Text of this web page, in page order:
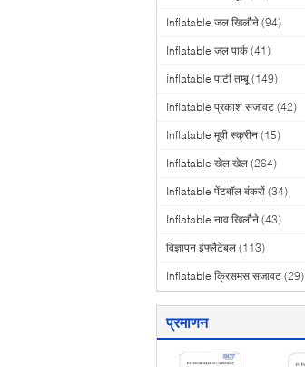
Inflatable जल खिलौने (94)
Inflatable जल पार्क (41)
inflatable पार्टी तम्बू (149)
Inflatable प्रकाश सजावट (42)
Inflatable मूवी स्क्रीन (15)
Inflatable खेल खेल (264)
Inflatable पेंटबॉल बंकरों (34)
Inflatable नाव खिलौने (43)
विज्ञापन इंफ्लैटेबल (113)
Inflatable क्रिसमस सजावट (29)
प्रमाणन